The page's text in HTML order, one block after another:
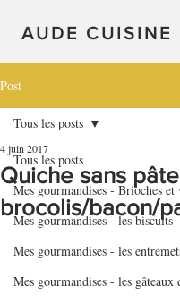
AUDE CUISINE
Post
Tous les posts
Mes gourmandises - Brioches et
Mes gourmandises - les biscuits
Mes gourmandises - les
Mes gourmandises - les gâteaux
Tous les posts
Quiche sans pâte
brocolis/bacon/
4 juin 2017